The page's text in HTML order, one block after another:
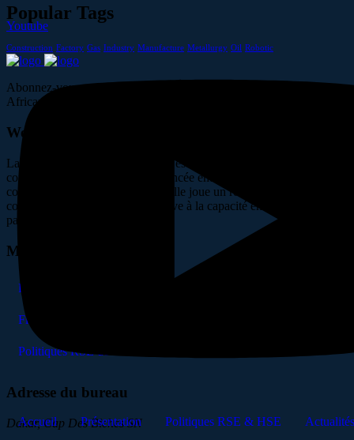
Youtube
Accueil Présentation Politiques RSE & HSE Actualités
Popular Tags
Construction Factory Gas Industry Manufacture Metallurgy Oil Robotic
Abonnez-vous pour suivre les dernières nouvelles du projet West
African Energy. Restez informé des avancées clés
West African Energy
La Centrale West African Energy est la plus grande centrale en cycle
combiné au gaz du Sénégal. Financée entièrement par un
consortium de privés nationaux, elle joue un rôle majeur en
contribuant de manière significative à la capacité énergétique du
pays.
Menu
Présentation
Financement
Politiques RSE de HSE
Adresse du bureau
Dakar, Cap Des Biches SN